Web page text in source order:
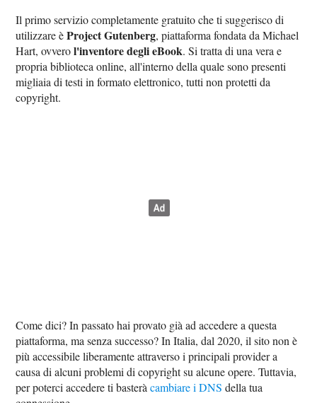
Il primo servizio completamente gratuito che ti suggerisco di
utilizzare èProject Gutenberg, piattaforma fondata da Michael
Hart, ovverol'inventore degli eBook. Si tratta di una vera e
propria biblioteca online, all'interno della quale sono presenti
migliaia di testi in formato elettronico, tutti non protetti da
copyright.
Come dici? In passato hai provato già ad accedere a questa
piattaforma, ma senza successo? In Italia, dal 2020, il sito non è
più accessibile liberamente attraverso i principali provider a
causa di alcuni problemi di copyright su alcune opere. Tuttavia,
per poterci accedere ti basteràcambiare i DNS della tua